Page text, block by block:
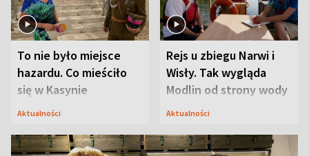
To nie było miejsce
hazardu. Co mieściło
się w Kasynie
Oficerskim?
Aktualności
Rejs u zbiegu Narwi i
Wisły. Tak wygląda
Modlin od strony wody
Aktualności